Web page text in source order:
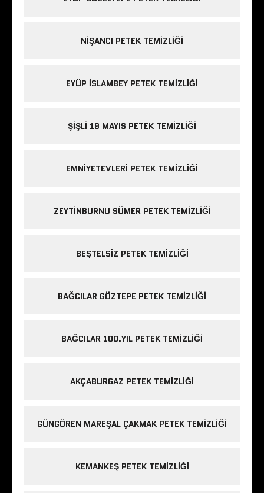
NIŞANCI PETEK TEMIZLIĞI
EYÜP ISLAMBEY PETEK TEMIZLIĞI
ŞIŞLI 19 MAYIS PETEK TEMIZLIĞI
EMNIYETEVLERI PETEK TEMIZLIĞI
ZEYTINBURNU SÜMER PETEK TEMIZLIĞI
BEŞTELSIZ PETEK TEMIZLIĞI
BAĞCILAR GÖZTEPE PETEK TEMIZLIĞI
BAĞCILAR 100.YIL PETEK TEMIZLIĞI
AKÇABURGAZ PETEK TEMIZLIĞI
GÜNGÖREN MAREŞAL ÇAKMAK PETEK TEMIZLIĞI
KEMANKEŞ PETEK TEMIZLIĞI